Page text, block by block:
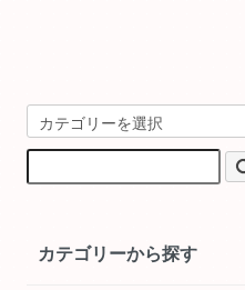
カテゴリーから探す